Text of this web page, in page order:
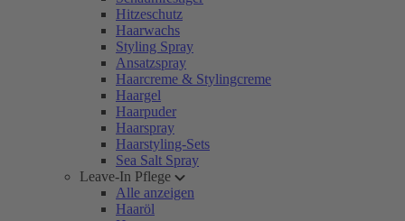
Hitzeschutz
Haarwachs
Styling Spray
Ansatzspray
Haarcreme & Stylingcreme
Haargel
Haarpuder
Haarspray
Haarstyling-Sets
Sea Salt Spray
Leave-In Pflege
Alle anzeigen
Haaröl